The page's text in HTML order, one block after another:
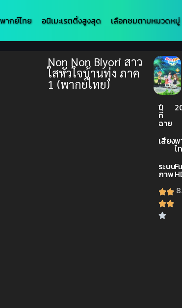
พากย์ไทย อนิเมะเรตติ้งสูงสุด เลือกชมตามหมวดหมู่
Non Non Biyori สาว
ใสหัวใจบ้านทุ่ง ภาค
1 (พากย์ไทย)
ปี
ที่
ฉาย
เสียงพ
ไ
ระบบ
ภาพ